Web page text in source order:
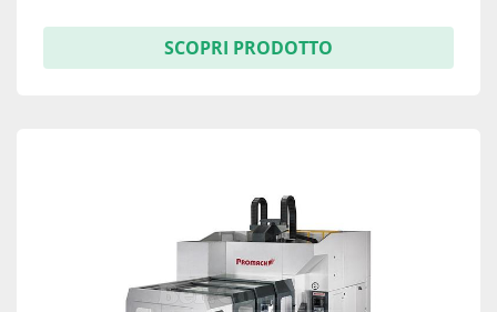
SCOPRI PRODOTTO